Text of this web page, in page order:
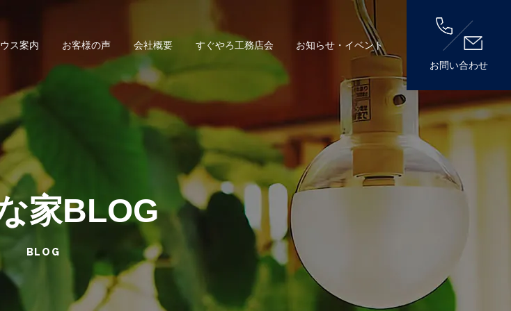
ス案内 お客様の声 会社概要 すぐやろ工務店会
お知らせ・イベント
お問い合わせ
家BLOG
BLOG